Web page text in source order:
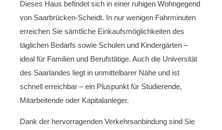
Dieses Haus befindet sich in einer ruhigen Wohngegend
von Saarbrücken-Scheidt. In nur wenigen Fahrminuten
erreichen Sie sämtliche Einkaufsmöglichkeiten des
täglichen Bedarfs sowie Schulen und Kindergärten –
ideal für Familien und Berufstätige. Auch die Universität
des Saarlandes liegt in unmittelbarer Nähe und ist
schnell erreichbar – ein Pluspunkt für Studierende,
Mitarbeitende oder Kapitalanleger.
Dank der hervorragenden Verkehrsanbindung sind Sie